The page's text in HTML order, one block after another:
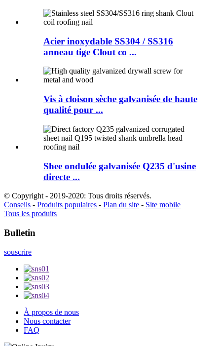
Acier inoxydable SS304 / SS316
anneau tige Clout co ...
Vis à cloison sèche galvanisée de haute
qualité pour ...
Shee ondulée galvanisée Q235 d'usine
directe ...
© Copyright - 2019-2020: Tous droits réservés.
Conseils - Produits populaires - Plan du site - Site mobile
Tous les produits
Bulletin
souscrire
À propos de nous
Nous contacter
FAQ